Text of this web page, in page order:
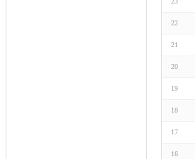
22
21
20
19
18
17
16